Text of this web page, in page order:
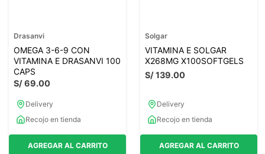
Drasanvi
OMEGA 3-6-9 CON
VITAMINA E DRASANVI 100
CAPS
S/69.00
Delivery
Recojo en tienda
AGREGAR AL CARRITO
Solgar
VITAMINA E SOLGAR
X268MG X100SOFTGELS
S/139.00
Delivery
Recojo en tienda
AGREGAR AL CARRITO